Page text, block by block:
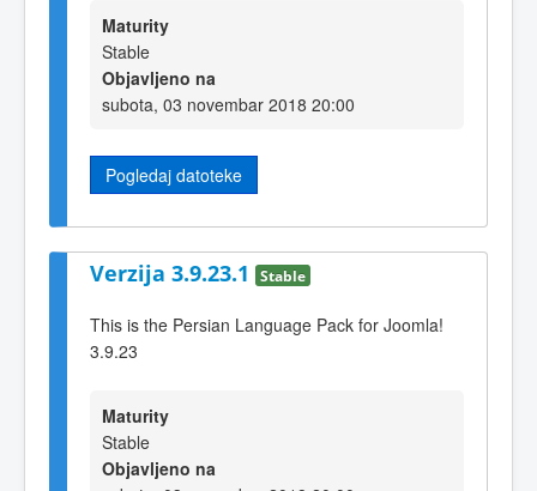
Maturity
Stable
Objavljeno na
subota, 03 novembar 2018 20:00
Pogledaj datoteke
Verzija 3.9.23.1 Stable
This is the Persian Language Pack for Joomla!
3.9.23
Maturity
Stable
Objavljeno na